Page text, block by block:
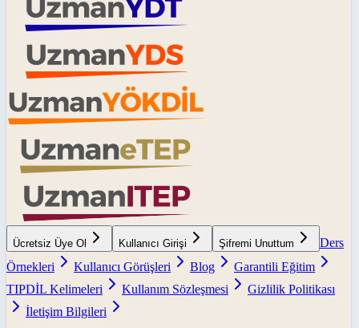
Ücretsiz Üye Ol Kullanıcı Girişi Şifremi Unuttum
Ders
Örnekleri
Kullanıcı Görüşleri Blog
Garantili Eğitim
TIPDİL Kelimeleri
Kullanım Sözleşmesi
Gizlilik Politikası
İletişim Bilgileri